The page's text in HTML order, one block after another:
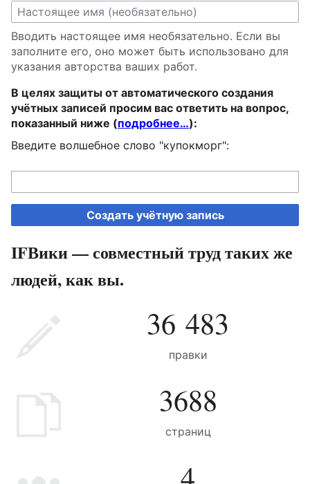
Вводить настоящее имя необязательно. Если вы
заполните его, оно может быть использовано для
указания авторства ваших работ.
В целях защиты от автоматического создания
учётных записей просим вас ответить на вопрос,
показанный ниже (подробнее…):
Введите волшебное слово "купокморг":
Создать учётную запись
IFВики — совместный труд таких же
людей, как вы.
36 483
правки
3688
страниц